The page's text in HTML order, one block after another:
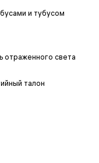
и тубусом
отраженного света
талон